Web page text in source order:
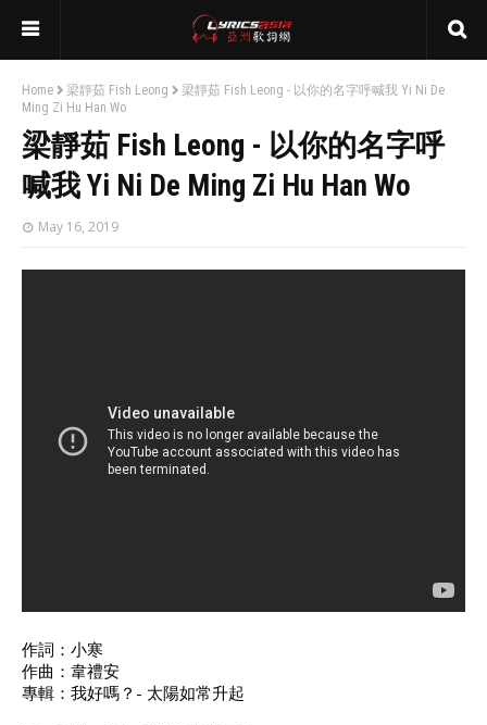
Home 梁靜茹 Fish Leong
梁靜茹 Fish Leong - 以你的名字呼喊我 Yi Ni De
Ming Zi Hu Han Wo
梁靜茹 Fish Leong - 以你的名字呼
喊我 Yi Ni De Ming Zi Hu Han Wo
May 16, 2019
作詞：小寒
作曲：韋禮安
專輯：我好嗎？- 太陽如常升起